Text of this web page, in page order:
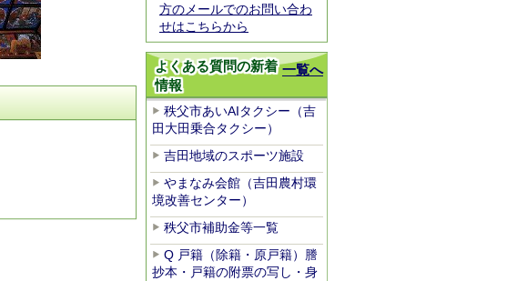
方のメールでのお問い合わ
せはこちらから
一覧へ
よくある質問の新着
情報
秩父市あいAIタクシー（吉
田大田乗合タクシー）
吉田地域のスポーツ施設
やまなみ会館（吉田農村環
境改善センター）
秩父市補助金等一覧
Q 戸籍（除籍・原戸籍）謄
抄本・戸籍の附票の写し・身